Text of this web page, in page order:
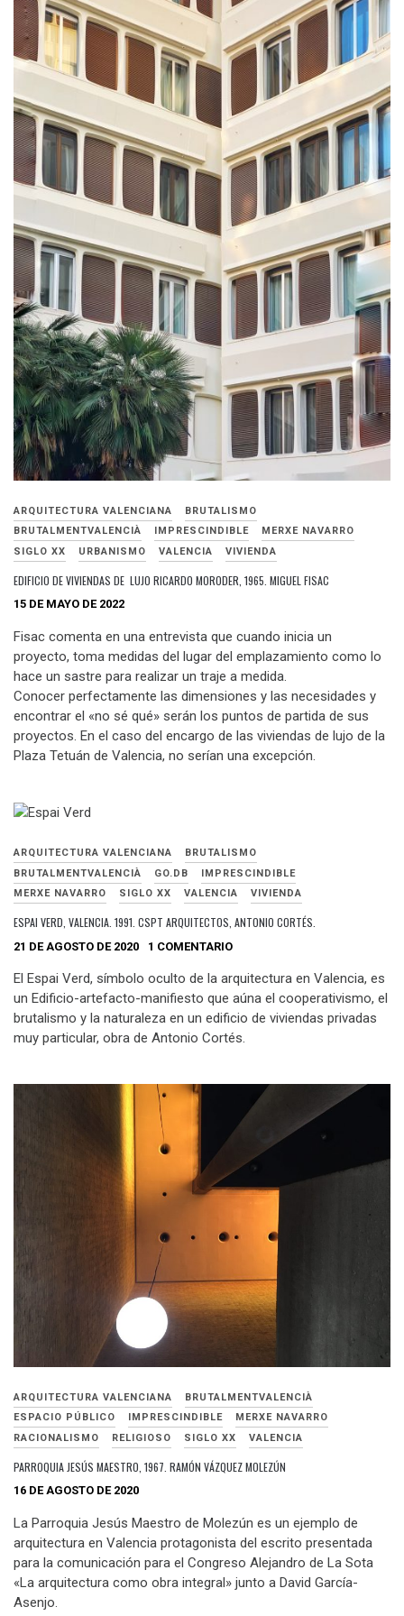
ARQUITECTURA VALENCIANA
BRUTALISMO
BRUTALMENTVALENCIÀ
IMPRESCINDIBLE
MERXE NAVARRO
SIGLO XX
URBANISMO VALENCIA VIVIENDA
EDIFICIO DE VIVIENDAS DE LUJO RICARDO MORODER, 1965. MIGUEL FISAC
15 DE MAYO DE 2022
Fisac comenta en una entrevista que cuando inicia un
proyecto, toma medidas del lugar del emplazamiento como lo
hace un sastre para realizar un traje a medida.
Conocer perfectamente las dimensiones y las necesidades y
encontrar el «no sé qué» serán los puntos de partida de sus
proyectos. En el caso del encargo de las viviendas de lujo de la
Plaza Tetuán de Valencia, no serían una excepción.
ARQUITECTURA VALENCIANA
BRUTALISMO
BRUTALMENTVALENCIÀ
GO.DB
IMPRESCINDIBLE
MERXE NAVARRO
SIGLO XX VALENCIA VIVIENDA
ESPAI VERD, VALENCIA. 1991. CSPT ARQUITECTOS, ANTONIO CORTÉS.
21 DE AGOSTO DE 2020 1 COMENTARIO
El Espai Verd, símbolo oculto de la arquitectura en Valencia, es
un Edificio-artefacto-manifiesto que aúna el cooperativismo, el
brutalismo y la naturaleza en un edificio de viviendas privadas
muy particular, obra de Antonio Cortés.
ARQUITECTURA VALENCIANA
BRUTALMENTVALENCIÀ
ESPACIO PÚBLICO
IMPRESCINDIBLE
MERXE NAVARRO
RACIONALISMO
RELIGIOSO SIGLO XX VALENCIA
PARROQUIA JESÚS MAESTRO, 1967. RAMÓN VÁZQUEZ MOLEZÚN
16 DE AGOSTO DE 2020
La Parroquia Jesús Maestro de Molezún es un ejemplo de
arquitectura en Valencia protagonista del escrito presentada
para la comunicación para el Congreso Alejandro de La Sota
«La arquitectura como obra integral» junto a David García-
Asenjo.